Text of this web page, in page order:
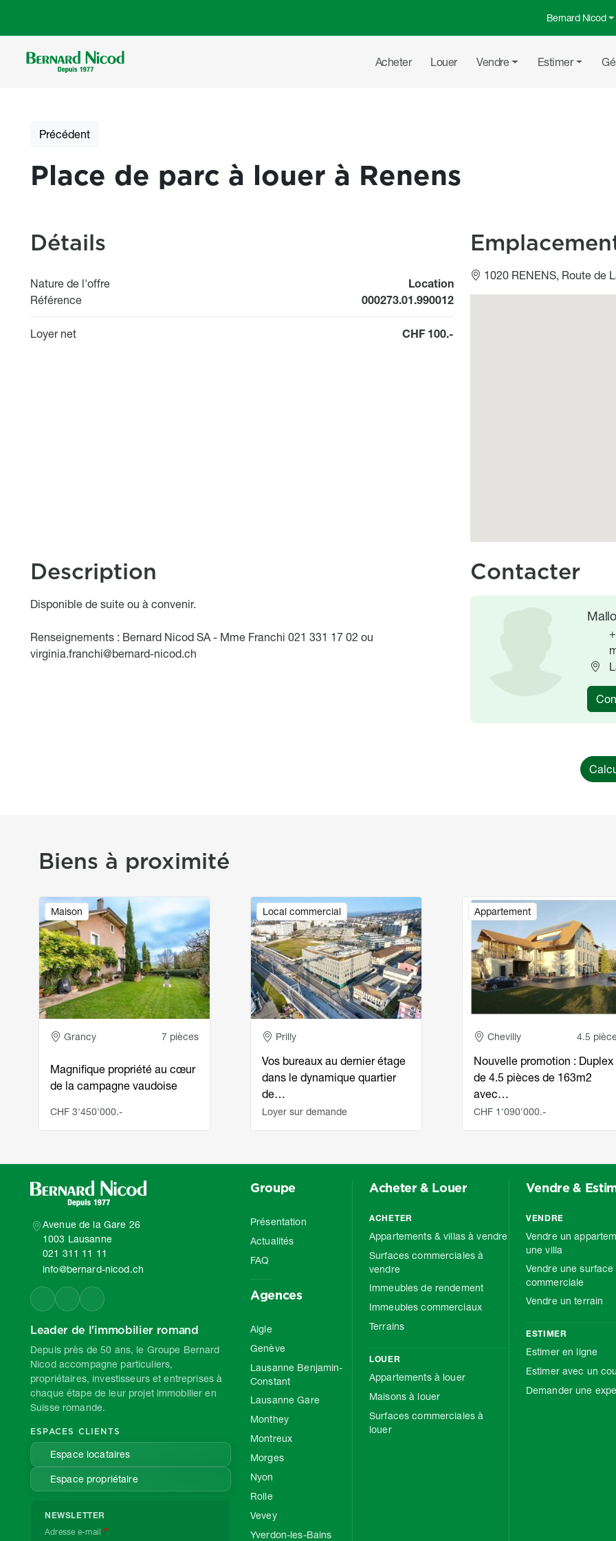
Menu top
Bernard Nicod
Navigation principale
Acheter Louer Vendre Estimer
Précédent
Place de parc à louer à Renens
Détails
Nature de l'offre
Location
Référence
000273.01.990012
Loyer net CHF 100.-
1020 RENENS, Route de
Description
Object description
Disponible de suite ou à convenir.
Renseignements : Bernard Nicod SA - Mme Franchi 021 331 17 02 ou
virginia.franchi@bernard-nicod.ch
Contacter
Biens à proximité
Maison
Image
Adresse
Grancy 7 pièces
Magnifique propriété au cœur
de la campagne vaudoise
CHF 3'450'000.-
Local commercial
Image
Adresse
Prilly
Vos bureaux au dernier étage
dans le dynamique quartier
de…
Loyer sur demande
Appartement
Image
Adresse
Chevilly 4.5
Nouvelle promotion : Duplex
de 4.5 pièces de 163m2
avec…
CHF 1'090'000.-
Avenue de la Gare 26
1003 Lausanne
021 311 11 11
info@bernard-nicod.ch
Leader de l'immobilier romand
Depuis près de 50 ans, le Groupe Bernard
Nicod accompagne particuliers,
propriétaires, investisseurs et entreprises à
chaque étape de leur projet immobilier en
Suisse romande.
ESPACES CLIENTS
Espace locataires
Espace propriétaire
NEWSLETTER
Adresse e-mail
Groupe
Présentation
Actualités
FAQ
Agences
Aigle
Genève
Lausanne Benjamin-
Constant
Lausanne Gare
Monthey
Montreux
Morges
Nyon
Rolle
Vevey
Yverdon-les-Bains
Acheter & Louer
ACHETER
Appartements & villas à vendre
Surfaces commerciales à
vendre
Immeubles de rendement
Immeubles commerciaux
Terrains
LOUER
Appartements à louer
Maisons à louer
Surfaces commerciales à
louer
Vendre &
VENDRE
Vendre un
une villa
Vendre une surface
commerciale
Vendre un terrain
ESTIMER
Estimer en ligne
Estimer avec un
Demander une